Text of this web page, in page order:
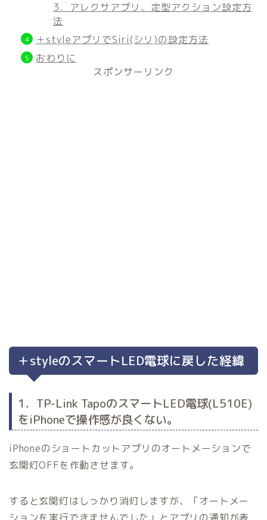
3．アレクサアプリ、定型アクション設定方
法
＋styleアプリでSiri(シリ)の設定方法
おわりに
スポンサーリンク
＋styleのスマートLED電球に戻した経緯
1．TP-Link TapoのスマートLED電球(L510E)
をiPhoneで操作感が良くない。
iPhoneのショートカットアプリのオートメーションで
玄関灯OFFを作動させます。
すると玄関灯はしっかり消灯しますが、「オートメー